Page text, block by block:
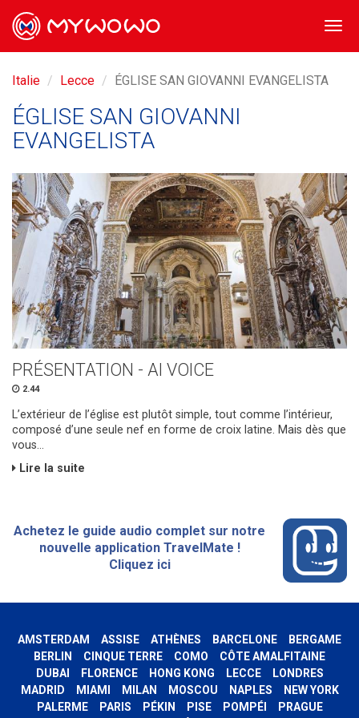
Italie Lecce ÉGLISE SAN GIOVANNI EVANGELISTA
ÉGLISE SAN GIOVANNI
EVANGELISTA
PRÉSENTATION - AI VOICE
2.44
L’extérieur de l’église est plutôt simple, tout comme l’intérieur,
composé d’une seule nef en forme de croix latine. Mais dès que
vous...
Lire la suite
Achetez le guide audio complet sur notre
nouvelle application TravelMate !
Cliquez ici
AMSTERDAM ASSISE ATHÈNES BARCELONE
BERGAME
BERLIN
CINQUE TERRE COMO
CÔTE AMALFITAINE
DUBAI
FLORENCE HONG KONG LECCE
LONDRES
MADRID
MIAMI MILAN MOSCOU NAPLES
NEW YORK
PALERME
PARIS PÉKIN PISE POMPÉI
PRAGUE